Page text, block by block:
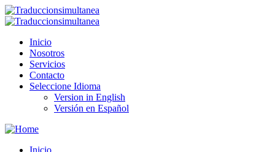
Inicio
Nosotros
Servicios
Contacto
Seleccione Idioma
Version in English
Versión en Español
Inicio